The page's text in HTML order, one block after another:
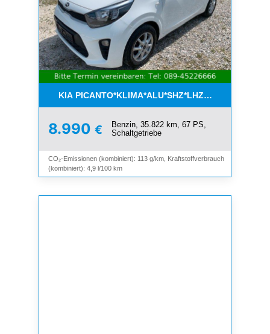
KIA PICANTO*KLIMA*ALU*SHZ*LHZ*BLUETOOTH*
8.990 €
Benzin, 35.822 km, 67 PS,
Schaltgetriebe
CO₂-Emissionen (kombiniert): 113 g/km, Kraftstoffverbrauch
(kombiniert): 4,9 l/100 km